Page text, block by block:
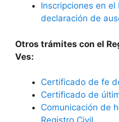
Inscripciones en el
declaración de
Otros trámites con el
Ves:
Certificado de fe
Certificado de
Comunicación de